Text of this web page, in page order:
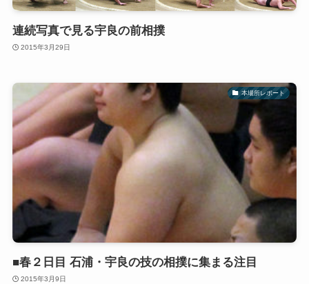
連続写真で見る宇良の前相撲
2015年3月29日
本場所レポート
■春２日目 石浦・宇良の技の相撲に集まる注目
2015年3月9日